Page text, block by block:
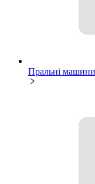
Пральні машини